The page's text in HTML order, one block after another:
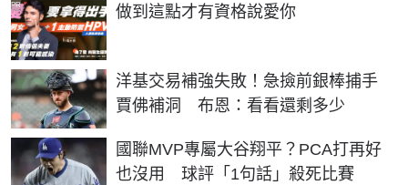
做到這點才有資格說愛你
PR
洋基交易補強失敗！急撿前銀棒捕手
賈佛補洞 布恩：看看還剩多少
國聯MVP專屬大谷翔平？PCA打再好
也沒用 球評「1句話」殺死比賽